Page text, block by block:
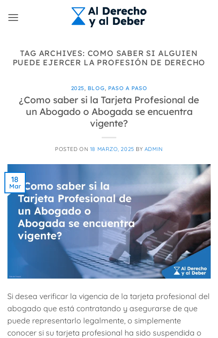
TAG ARCHIVES: COMO SABER SI ALGUIEN
PUEDE EJERCER LA PROFESIÓN DE DERECHO
2025, BLOG, PASO A PASO
¿Como saber si la Tarjeta Profesional de
un Abogado o Abogada se encuentra
vigente?
POSTED ON 18 MARZO, 2025 BY ADMIN
18
Mar
Si desea verificar la vigencia de la tarjeta profesional del
abogado que está contratando y asegurarse de que
puede representarlo legalmente, o simplemente
conocer si su tarjeta profesional ha sido suspendida o